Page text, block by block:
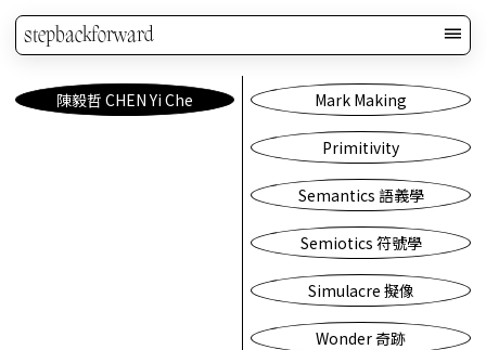
stepbackforward
Mark Making
Primitivity
Semantics 語義學
Semiotics 符號學
Simulacre 擬像
Wonder 奇跡
陳毅哲 CHEN Yi Che